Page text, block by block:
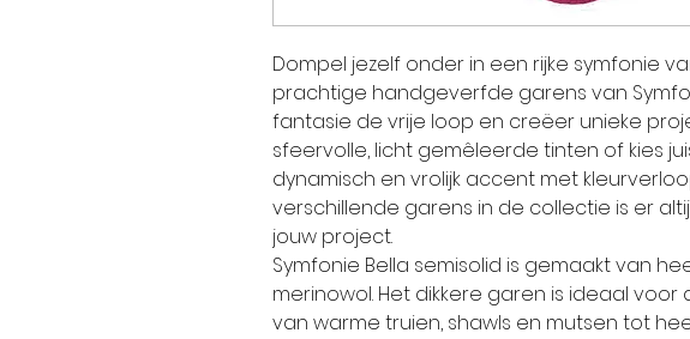
Dompel jezelf onder in een rijke symfonie
prachtige handgeverfde garens van
fantasie de vrije loop en creëer unieke
sfeervolle, licht gemêleerde tinten of kies
dynamisch en vrolijk accent met
verschillende garens in de collectie is er
jouw project.
Symfonie Bella semisolid is gemaakt van
merinowol. Het dikkere garen is ideaal voor
van warme truien, shawls en mutsen tot